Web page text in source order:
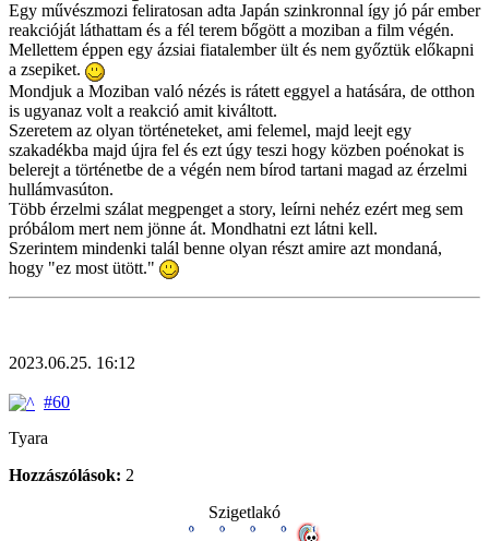
Egy művészmozi feliratosan adta Japán szinkronnal így jó pár ember
reakcióját láthattam és a fél terem bőgött a moziban a film végén.
Mellettem éppen egy ázsiai fiatalember ült és nem győztük előkapni
a zsepiket.
Mondjuk a Moziban való nézés is rátett eggyel a hatására, de otthon
is ugyanaz volt a reakció amit kiváltott.
Szeretem az olyan történeteket, ami felemel, majd leejt egy
szakadékba majd újra fel és ezt úgy teszi hogy közben poénokat is
belerejt a történetbe de a végén nem bírod tartani magad az érzelmi
hullámvasúton.
Több érzelmi szálat megpenget a story, leírni nehéz ezért meg sem
próbálom mert nem jönne át. Mondhatni ezt látni kell.
Szerintem mindenki talál benne olyan részt amire azt mondaná,
hogy "ez most ütött."
2023.06.25. 16:12
#60
Tyara
Hozzászólások: 2
Szigetlakó